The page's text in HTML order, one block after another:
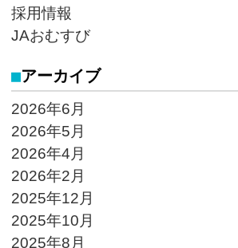
採用情報
JAおむすび
アーカイブ
2026年6月
2026年5月
2026年4月
2026年2月
2025年12月
2025年10月
2025年8月